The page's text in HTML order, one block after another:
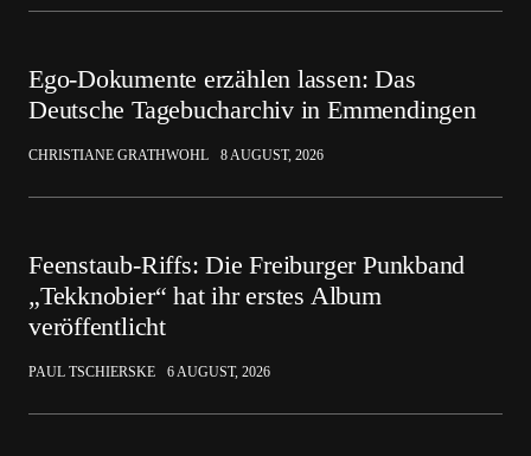
Ego-Dokumente erzählen lassen: Das
Deutsche Tagebucharchiv in Emmendingen
CHRISTIANE GRATHWOHL 8 AUGUST, 2026
Feenstaub-Riffs: Die Freiburger Punkband
„Tekknobier“ hat ihr erstes Album
veröffentlicht
PAUL TSCHIERSKE 6 AUGUST, 2026